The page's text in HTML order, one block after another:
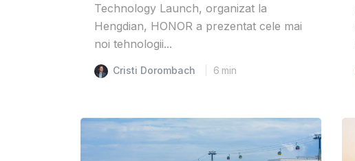
Technology Launch, organizat la
Hengdian, HONOR a prezentat cele mai
noi tehnologii...
Cristi Dorombach 6 min